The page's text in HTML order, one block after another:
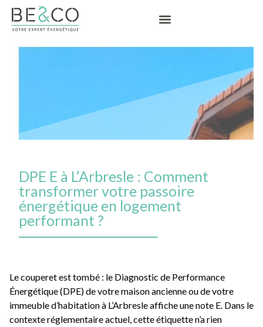
DPE E à L’Arbresle : Comment
transformer votre passoire
énergétique en logement
performant ?
Le couperet est tombé : le Diagnostic de Performance
Énergétique (DPE) de votre maison ancienne ou de votre
immeuble d’habitation à L’Arbresle affiche une note E. Dans le
contexte réglementaire actuel, cette étiquette n’a rien